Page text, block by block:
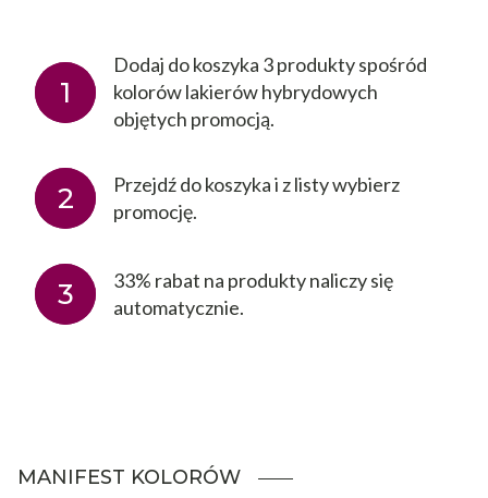
1
Dodaj do koszyka 3 produkty spośród
kolorów lakierów hybrydowych
objętych promocją.
2
Przejdź do koszyka i z listy wybierz
promocję.
3
33% rabat na produkty naliczy się
automatycznie.
MANIFEST KOLORÓW